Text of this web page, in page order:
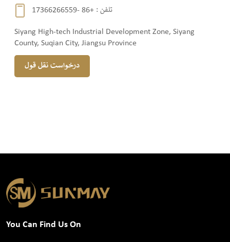
تلفن : +86 -17366266559
Siyang High-tech Industrial Development Zone, Siyang
County, Suqian City, Jiangsu Province
درخواست نقل قول
You Can Find Us On